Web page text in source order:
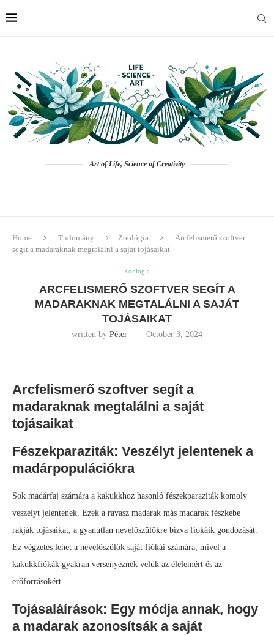
Art of Life, Science of Creativity
Home Tudomány Zoológia
Arcfelismerő szoftver
segít a madaraknak megtalálni a saját tojásaikat
Zoológia
ARCFELISMERŐ SZOFTVER SEGÍT A
MADARAKNAK MEGTALÁLNI A SAJÁT
TOJÁSAIKAT
written by Péter October 3, 2024
Arcfelismerő szoftver segít a
madaraknak megtalálni a saját
tojásaikat
Fészekparaziták: Veszélyt jelentenek a
madárpopulációkra
Sok madárfaj számára a kakukkhoz hasonló fészekparaziták komoly
veszélyt jelentenek. Ezek a ravasz madarak más madarak fészkébe
rakják tojásaikat, a gyanútlan nevelőszülőkre bízva fiókáik gondozását.
Ez végzetes lehet a nevelőszülők saját fiókái számára, mivel a
kakukkfiókák gyakran versenyeznek velük az élelemért és az
erőforrásokért.
Tojásaláírások: Egy módja annak, hogy
a madarak azonosítsák a saját